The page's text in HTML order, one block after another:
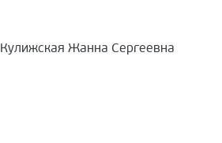
Кулижская Жанна Сергеевна